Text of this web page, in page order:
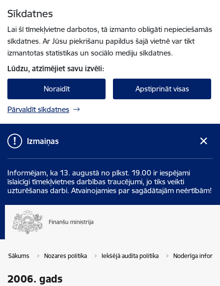
Sīkdatnes
Lai šī tīmekļvietne darbotos, tā izmanto obligāti nepieciešamās
sīkdatnes. Ar Jūsu piekrišanu papildus šajā vietnē var tikt
izmantotas statistikas un sociālo mediju sīkdatnes.
Lūdzu, atzīmējiet savu izvēli:
Noraidīt Apstiprināt visas
Pārvaldīt sīkdatnes
Izmaiņas
Informējam, ka 13. augustā no plkst. 19.00 ir iespējami
īslaicīgi tīmekļvietnes darbības traucējumi, jo tiks veikti
uzturēšanas darbi. Atvainojamies par sagādātajām neērtībām!
Sākums Nozares politika Iekšējā audita politika Noderīga
2006. gads